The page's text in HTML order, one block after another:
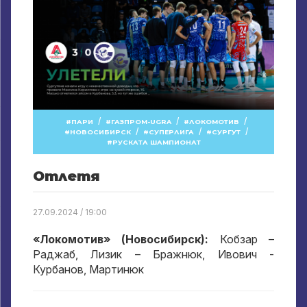
ПАРИ / ГАЗПРОМ-UGRA / ЛОКОМОТИВ /
НОВОСИБИРСК / СУПЕРЛИГА / СУРГУТ /
РУСКАТА ШАМПИОНАТ
Отлетя
27.09.2024 / 19:00
«Локомотив» (Новосибирск): Кобзар –
Раджаб, Лизик – Бражнюк, Ивович -
Курбанов, Мартинюк